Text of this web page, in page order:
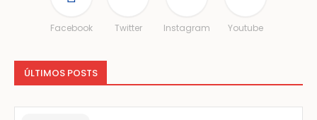
Facebook Twitter Instagram Youtube
ÚLTIMOS POSTS